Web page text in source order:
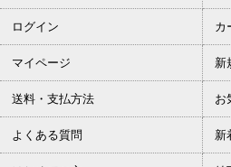
ログイン カ
マイページ 新
送料・支払方法 お
よくある質問 新